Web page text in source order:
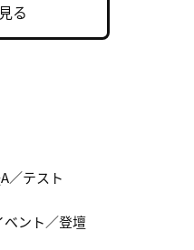
る
／テスト
ベント／登壇